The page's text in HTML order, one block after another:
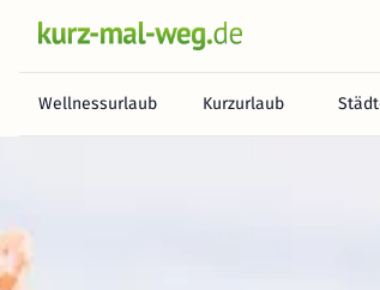
Wellnessurlaub Kurzurlaub